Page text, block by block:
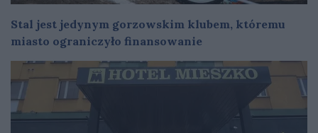
Stal jest jedynym gorzowskim klubem, któremu
miasto ograniczyło finansowanie